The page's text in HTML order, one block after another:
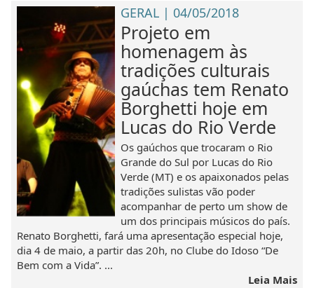
GERAL | 04/05/2018
Projeto em
homenagem às
tradições culturais
gaúchas tem Renato
Borghetti hoje em
Lucas do Rio Verde
Os gaúchos que trocaram o Rio
Grande do Sul por Lucas do Rio
Verde (MT) e os apaixonados pelas
tradições sulistas vão poder
acompanhar de perto um show de
um dos principais músicos do país.
Renato Borghetti, fará uma apresentação especial hoje,
dia 4 de maio, a partir das 20h, no Clube do Idoso “De
Bem com a Vida”. ...
Leia Mais